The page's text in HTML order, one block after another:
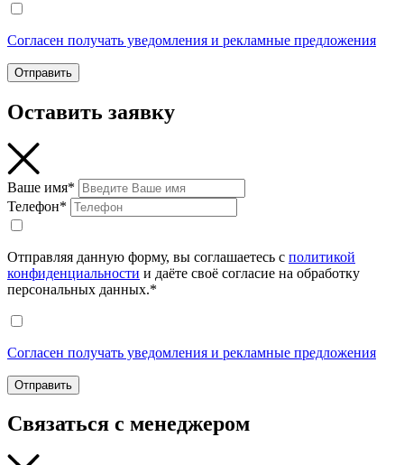
Согласен получать уведомления и рекламные предложения
Отправить
Оставить заявку
Ваше имя*
Телефон*
Отправляя данную форму, вы соглашаетесь с политикой
конфиденциальности и даёте своё согласие на обработку
персональных данных.*
Согласен получать уведомления и рекламные предложения
Отправить
Связаться с менеджером